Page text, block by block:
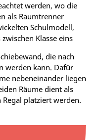
werden, wo die
als Raumtrenner
Schulmodell,
Klasse eins
die nach
werden kann. Dafür
nebeneinander liegen
Räume dient als
platziert werden.